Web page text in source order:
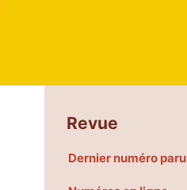
Revue
Dernier numéro paru